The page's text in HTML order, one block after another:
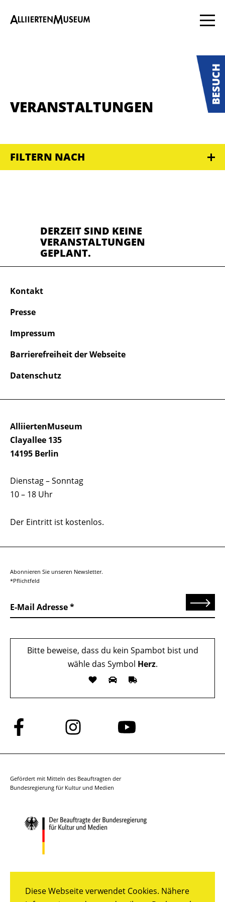
Diese Webseite verwendet Cookies. Nähere
VERANSTALTUNGEN
FILTERN NACH
DERZEIT SIND KEINE
VERANSTALTUNGEN
GEPLANT.
AlliiertenMuseum
Clayallee 135
14195 Berlin
Dienstag – Sonntag
10 – 18 Uhr
Der Eintritt ist kostenlos.
Kontakt
Presse
Impressum
Barrierefreiheit der Webseite
Datenschutz
Abonnieren Sie unseren Newsletter.
*Pflichtfeld
E-Mail Adresse Senden
Bitte beweise, dass du kein Spambot bist und
wähle das Symbol Herz.
Folge
uns
auf
Folge
uns
auf
Folge
auf
Gefördert mit Mitteln des Beauftragten der
Bundesregierung für Kultur und Medien